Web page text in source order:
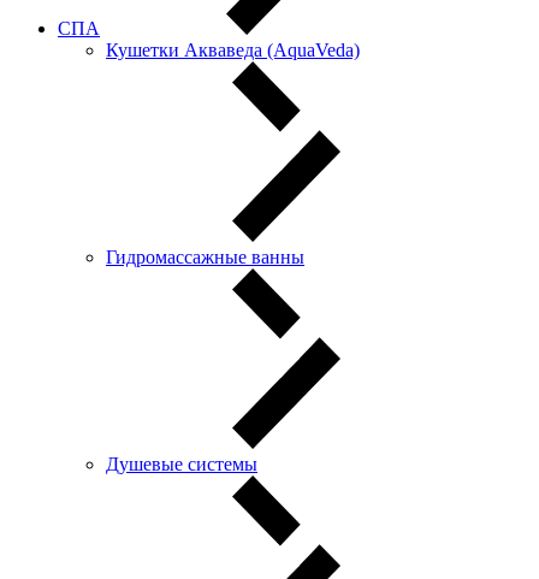
СПА
Кушетки Акваведа (AquaVeda)
Гидромассажные ванны
Душевые системы